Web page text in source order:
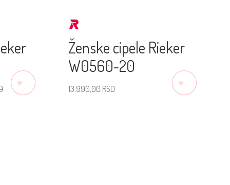
Ženske cipele Rieker
W0560-20
13.990,00 RSD